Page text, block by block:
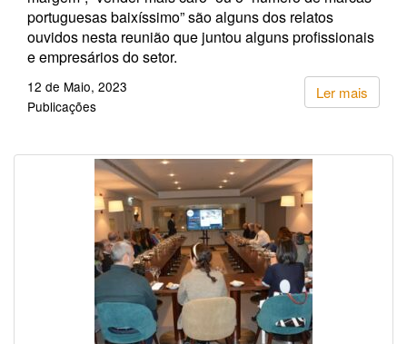
portuguesas baixíssimo” são alguns dos relatos
ouvidos nesta reunião que juntou alguns profissionais
e empresários do setor.
Ler mais
12 de Maio, 2023
Publicações